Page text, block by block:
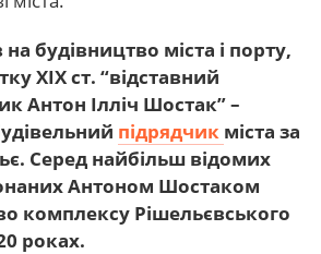
будівництво міста і порту,
ХІХ ст. “відставний
Антон Ілліч Шостак” –
підрядчик міста за
Серед найбільш відомих
Антоном Шостаком
комплексу Рішельєвського
роках.